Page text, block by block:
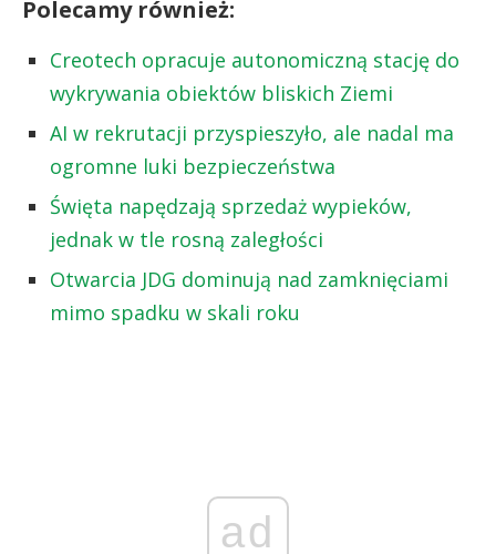
Polecamy również:
Creotech opracuje autonomiczną stację do
wykrywania obiektów bliskich Ziemi
AI w rekrutacji przyspieszyło, ale nadal ma
ogromne luki bezpieczeństwa
Święta napędzają sprzedaż wypieków,
jednak w tle rosną zaległości
Otwarcia JDG dominują nad zamknięciami
mimo spadku w skali roku
ad